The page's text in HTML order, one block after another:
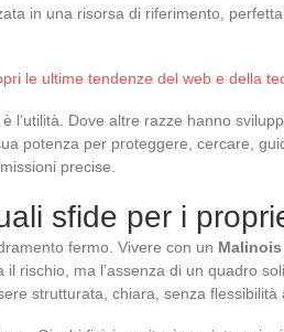
in una risorsa di riferimento,
le ultime tendenze del web e della
l’utilità. Dove altre razze hanno
potenza per proteggere, cercare,
precise.
sfide per i
fermo. Vivere con un Malinois
rischio, ma l’assenza di un quadro
strutturata, chiara, senza flessibilità